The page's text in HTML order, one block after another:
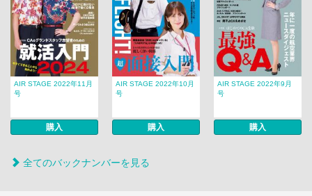
AIR STAGE 2022年11月
号
購入
AIR STAGE 2022年10月
号
購入
AIR STAGE 2022年9月
号
購入
全てのバックナンバーを見る